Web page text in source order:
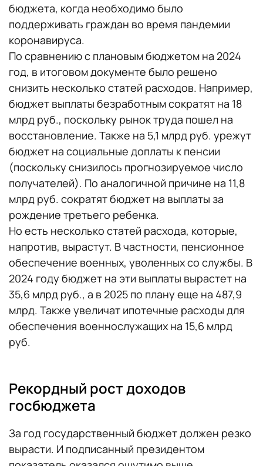
бюджета, когда необходимо было
поддерживать граждан во время пандемии
коронавируса.
По сравнению с плановым бюджетом на 2024
год, в итоговом документе было решено
снизить несколько статей расходов. Например,
бюджет выплаты безработным сократят на 18
млрд руб., поскольку рынок труда пошел на
восстановление. Также на 5,1 млрд руб. урежут
бюджет на социальные доплаты к пенсии
(поскольку снизилось прогнозируемое число
получателей). По аналогичной причине на 11,8
млрд руб. сократят бюджет на выплаты за
рождение третьего ребенка.
Но есть несколько статей расхода, которые,
напротив, вырастут. В частности, пенсионное
обеспечение военных, уволенных со службы. В
2024 году бюджет на эти выплаты вырастет на
35,6 млрд руб., а в 2025 по плану еще на 487,9
млрд. Также увеличат ипотечные расходы для
обеспечения военнослужащих на 15,6 млрд
руб.
Рекордный рост доходов
госбюджета
За год государственный бюджет должен резко
вырасти. И подписанный президентом